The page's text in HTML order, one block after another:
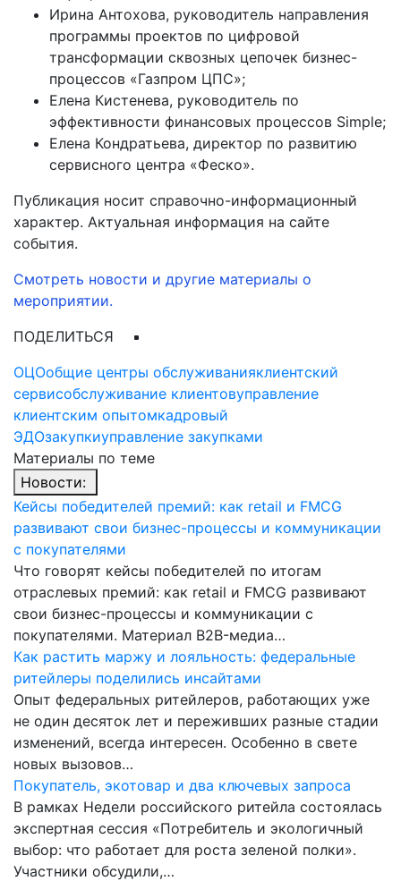
Ирина Антохова, руководитель направления
программы проектов по цифровой
трансформации сквозных цепочек бизнес-
процессов «Газпром ЦПС»;
Елена Кистенева, руководитель по
эффективности финансовых процессов Simple;
Елена Кондратьева, директор по развитию
сервисного центра «Феско».
Публикация носит справочно-информационный
характер. Актуальная информация на сайте
события.
Смотреть новости и другие материалы о
мероприятии.
ОЦОобщие центры обслуживанияклиентский
сервисобслуживание клиентовуправление
клиентским опытомкадровый
ЭДОзакупкиуправление закупками
ПОДЕЛИТЬСЯ
Материалы по теме
Новости:
Кейсы победителей премий: как retail и FMCG
развивают свои бизнес-процессы и коммуникации
с покупателями
Что говорят кейсы победителей по итогам
отраслевых премий: как retail и FMCG развивают
свои бизнес-процессы и коммуникации с
покупателями. Материал B2B-медиа…
Как растить маржу и лояльность: федеральные
ритейлеры поделились инсайтами
Опыт федеральных ритейлеров, работающих уже
не один десяток лет и переживших разные стадии
изменений, всегда интересен. Особенно в свете
новых вызовов…
Покупатель, экотовар и два ключевых запроса
В рамках Недели российского ритейла состоялась
экспертная сессия «Потребитель и экологичный
выбор: что работает для роста зеленой полки».
Участники обсудили,…